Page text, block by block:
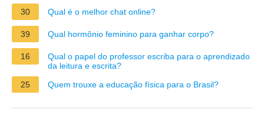
30 Qual é o melhor chat online?
39 Qual hormônio feminino para ganhar corpo?
16
Qual o papel do professor escriba para o aprendizado
da leitura e escrita?
25
Quem trouxe a educação física para o Brasil?